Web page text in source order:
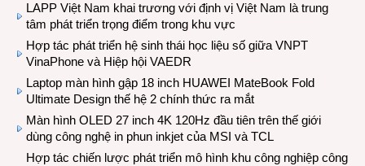
LAPP Việt Nam khai trương với định vị Việt Nam là trung
tâm phát triển trọng điểm trong khu vực
Hợp tác phát triển hệ sinh thái học liệu số giữa VNPT
VinaPhone và Hiệp hội VAEDR
Laptop màn hình gập 18 inch HUAWEI MateBook Fold
Ultimate Design thế hệ 2 chính thức ra mắt
Màn hình OLED 27 inch 4K 120Hz đầu tiên trên thế giới
dùng công nghệ in phun inkjet của MSI và TCL
Hợp tác chiến lược phát triển mô hình khu công nghiệp công